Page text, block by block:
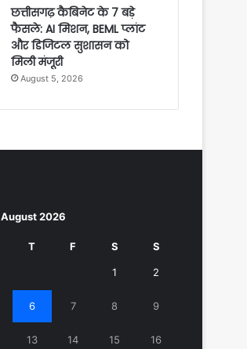
छत्तीसगढ़ कैबिनेट के 7 बड़े
फैसले: AI मिशन, BEML प्लांट
और डिजिटल सुशासन को
मिली मंजूरी
August 5, 2026
August 2026
T F S S
1 2
6 7 8 9
13 14 15 16